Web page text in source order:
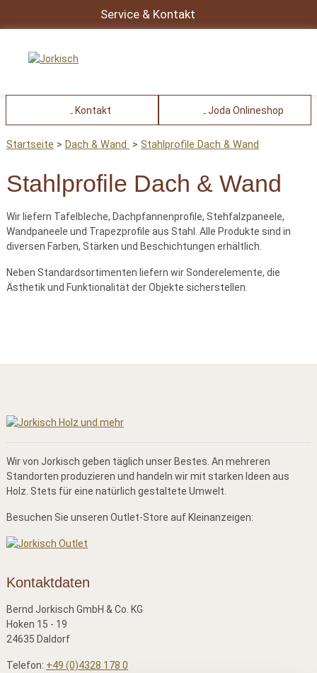
Service & Kontakt
Kontakt Joda Onlineshop
Startseite Dach & Wand Stahlprofile Dach & Wand
Stahlprofile Dach & Wand
Wir liefern Tafelbleche, Dachpfannenprofile, Stehfalzpaneele,
Wandpaneele und Trapezprofile aus Stahl. Alle Produkte sind in
diversen Farben, Stärken und Beschichtungen erhältlich.
Neben Standardsortimenten liefern wir Sonderelemente, die
Ästhetik und Funktionalität der Objekte sicherstellen.
Wir von Jorkisch geben täglich unser Bestes. An mehreren
Standorten produzieren und handeln wir mit starken Ideen aus
Holz. Stets für eine natürlich gestaltete Umwelt.
Besuchen Sie unseren Outlet-Store auf Kleinanzeigen:
Kontaktdaten
Bernd Jorkisch GmbH & Co. KG
Hoken 15 - 19
24635 Daldorf
Telefon: +49 (0)4328 178 0